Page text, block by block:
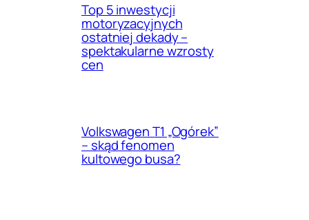
Top 5 inwestycji
motoryzacyjnych
ostatniej dekady –
spektakularne wzrosty
cen
Volkswagen T1 „Ogórek”
– skąd fenomen
kultowego busa?